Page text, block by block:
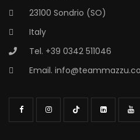
23100 Sondrio (SO)
Italy
Tel. +39 0342 511046
Email.